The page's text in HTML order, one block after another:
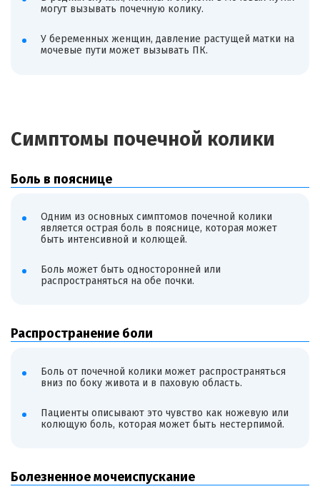
могут вызывать почечную колику.
У беременных женщин, давление растущей матки на
мочевые пути может вызывать ПК.
Симптомы почечной колики
Боль в пояснице
Одним из основных симптомов почечной колики
является острая боль в пояснице, которая может
быть интенсивной и колющей.
Боль может быть односторонней или
распространяться на обе почки.
Распространение боли
Боль от почечной колики может распространяться
вниз по боку живота и в паховую область.
Пациенты описывают это чувство как ножевую или
колющую боль, которая может быть нестерпимой.
Болезненное мочеиспускание